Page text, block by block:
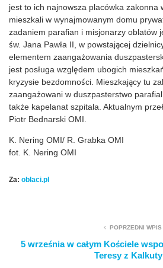
jest to ich najnowsza placówka zakonna
mieszkali w wynajmowanym domu
zadaniem parafian i misjonarzy oblatów
św. Jana Pawła II, w powstającej
elementem zaangażowania
jest posługa względem ubogich
kryzysie bezdomności. Mieszkający tu
zaangażowani w duszpasterstwo
także kapelanat szpitala. Aktualnym
Piotr Bednarski OMI.
K. Nering OMI/ R. Grabka OMI
fot. K. Nering OMI
Za: oblaci.pl
POPRZEDNI WPIS
5 września w całym Kościele
Teresy z Kalkuty